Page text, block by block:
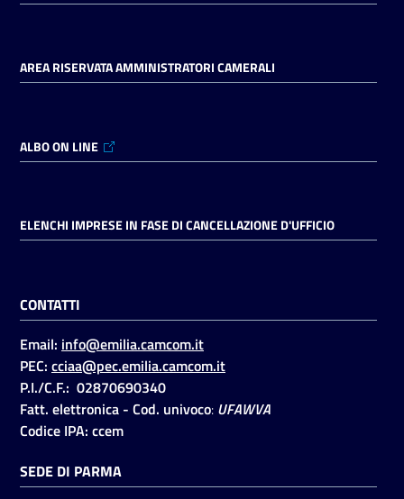
AREA RISERVATA AMMINISTRATORI CAMERALI
ALBO ON LINE
ELENCHI IMPRESE IN FASE DI CANCELLAZIONE D'UFFICIO
CONTATTI
Email: info@emilia.camcom.it
PEC: cciaa@pec.emilia.camcom.it
P.I./C.F.: 02870690340
Fatt. elettronica - Cod. univoco: UFAWVA
Codice IPA: ccem
SEDE DI PARMA